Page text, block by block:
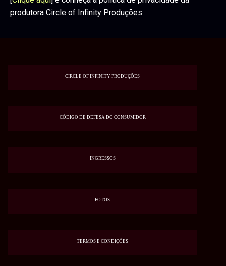
produtora Circle of Infinity Produções.
CIRCLE OF INFINITY PRODUÇÕES
CÓDIGO DE DEFESA DO CONSUMIDOR
INGRESSOS
FOTOS
TERMOS E CONDIÇÕES